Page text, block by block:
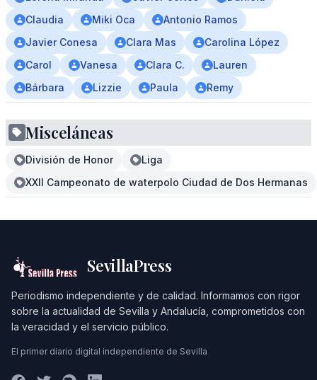
Claudia
Miki Oca
Antonio Ramos
Javier Conesa
Clara Mas
Carolina López
Carol
Vanesa Clara C.
Lauren
Bárbara
Lizzie Paula Remy
Misceláneas
División de Honor
Liga
XXII Campeonato de waterpolo Ciudad de Dos Hermanas
SevillaPress
Periodismo independiente y de calidad. Informamos con rigor
sobre la actualidad de Sevilla y Andalucía, comprometidos con
la veracidad y el servicio público.
El primer diario digital independiente de Sevilla